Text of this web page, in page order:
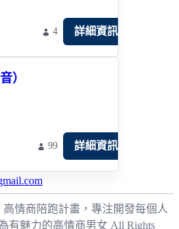
4 詳細資訊
）
99 詳細資訊
情商陪跑計畫，專注開發每個人
有魅力的高情商男女 All Rights